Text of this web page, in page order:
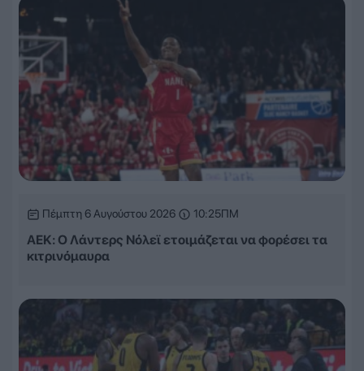
Πέμπτη 6 Αυγούστου 2026 10:25ΠΜ
ΑΕΚ: Ο Λάντερς Νόλεϊ ετοιμάζεται να φορέσει τα
κιτρινόμαυρα